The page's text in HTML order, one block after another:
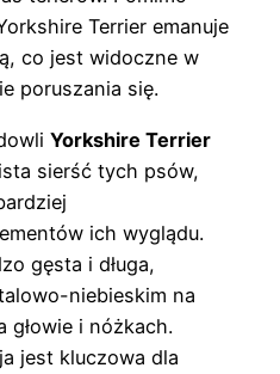
Terrier emanuje
co jest widoczne w
poruszania się.
Yorkshire Terrier
sierść tych psów,
ich wyglądu.
gęsta i długa,
niebieskim na
głowie i nóżkach.
jest kluczowa dla